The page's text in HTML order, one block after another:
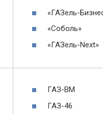
«ГАЗель-
«Соболь»
«ГАЗель-Next»
ГАЗ-ВМ
ГАЗ-46